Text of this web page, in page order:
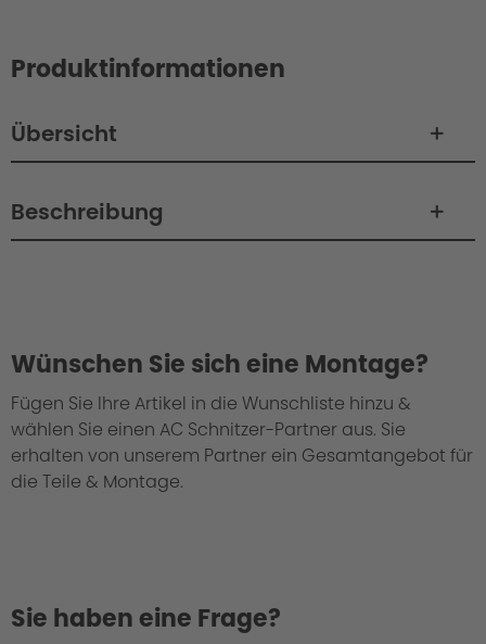
Produktinformationen
Übersicht
Beschreibung
Wünschen Sie sich eine Montage?
Fügen Sie Ihre Artikel in die Wunschliste hinzu &
wählen Sie einen AC Schnitzer-Partner aus. Sie
erhalten von unserem Partner ein Gesamtangebot für
die Teile & Montage.
Sie haben eine Frage?